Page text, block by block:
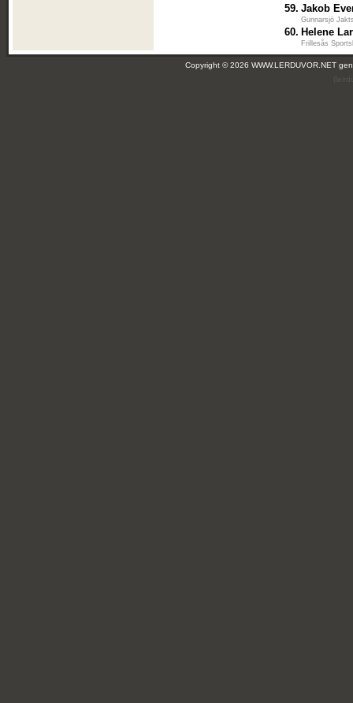
59. Jakob
Gunnarsjö
60. Helene
Frillesås
Copyright © 2026 WWW.LERDUVOR.NET